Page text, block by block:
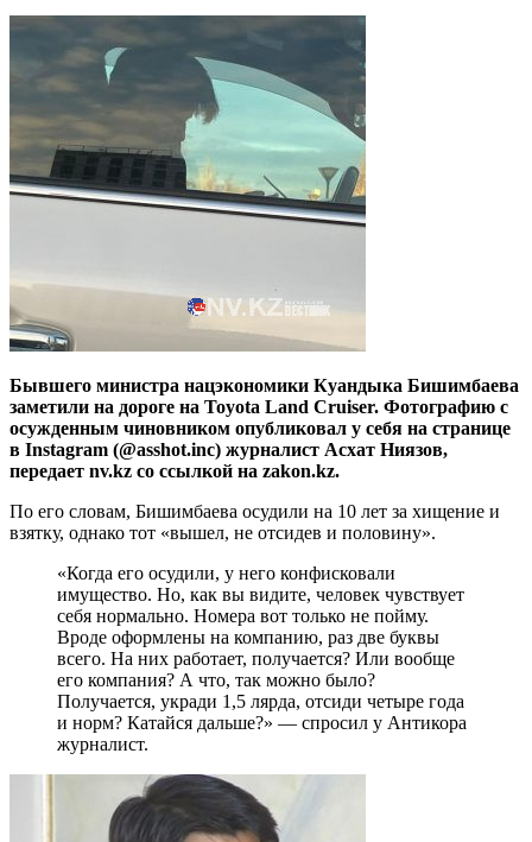
Бывшего министра нацэкономики Куандыка Бишимбаева
заметили на дороге на Toyota Land Cruiser. Фотографию с
осужденным чиновником опубликовал у себя на странице
в Instagram (@asshot.inc) журналист Асхат Ниязов,
передает nv.kz со ссылкой на zakon.kz.
По его словам, Бишимбаева осудили на 10 лет за хищение и
взятку, однако тот «вышел, не отсидев и половину».
«Когда его осудили, у него конфисковали
имущество. Но, как вы видите, человек чувствует
себя нормально. Номера вот только не пойму.
Вроде оформлены на компанию, раз две буквы
всего. На них работает, получается? Или вообще
его компания? А что, так можно было?
Получается, укради 1,5 лярда, отсиди четыре года
и норм? Катайся дальше?» — спросил у Антикора
журналист.